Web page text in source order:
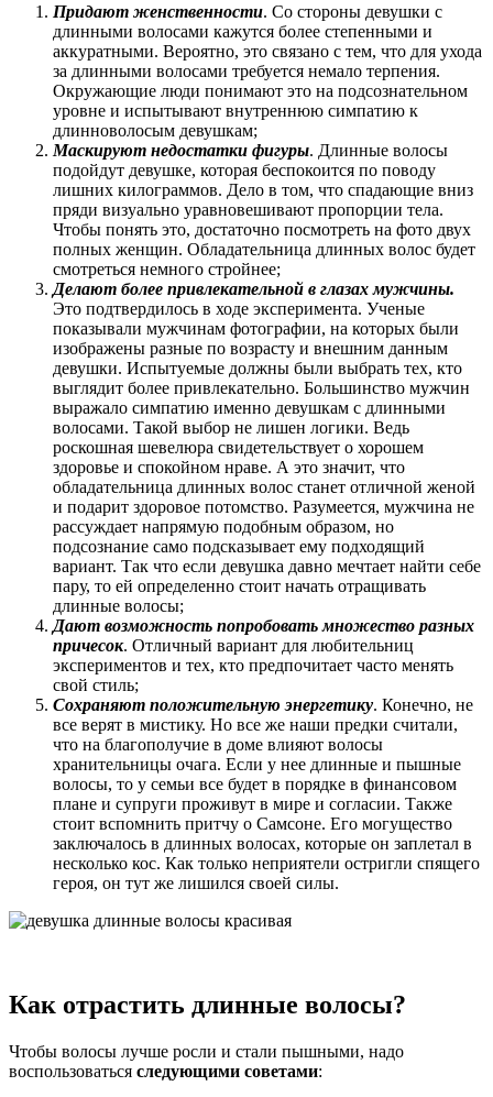
Придают женственности. Со стороны девушки с
длинными волосами кажутся более степенными и
аккуратными. Вероятно, это связано с тем, что для ухода
за длинными волосами требуется немало терпения.
Окружающие люди понимают это на подсознательном
уровне и испытывают внутреннюю симпатию к
длинноволосым девушкам;
Маскируют недостатки фигуры. Длинные волосы
подойдут девушке, которая беспокоится по поводу
лишних килограммов. Дело в том, что спадающие вниз
пряди визуально уравновешивают пропорции тела.
Чтобы понять это, достаточно посмотреть на фото двух
полных женщин. Обладательница длинных волос будет
смотреться немного стройнее;
Делают более привлекательной в глазах мужчины.
Это подтвердилось в ходе эксперимента. Ученые
показывали мужчинам фотографии, на которых были
изображены разные по возрасту и внешним данным
девушки. Испытуемые должны были выбрать тех, кто
выглядит более привлекательно. Большинство мужчин
выражало симпатию именно девушкам с длинными
волосами. Такой выбор не лишен логики. Ведь
роскошная шевелюра свидетельствует о хорошем
здоровье и спокойном нраве. А это значит, что
обладательница длинных волос станет отличной женой
и подарит здоровое потомство. Разумеется, мужчина не
рассуждает напрямую подобным образом, но
подсознание само подсказывает ему подходящий
вариант. Так что если девушка давно мечтает найти себе
пару, то ей определенно стоит начать отращивать
длинные волосы;
Дают возможность попробовать множество разных
причесок. Отличный вариант для любительниц
экспериментов и тех, кто предпочитает часто менять
свой стиль;
Сохраняют положительную энергетику. Конечно, не
все верят в мистику. Но все же наши предки считали,
что на благополучие в доме влияют волосы
хранительницы очага. Если у нее длинные и пышные
волосы, то у семьи все будет в порядке в финансовом
плане и супруги проживут в мире и согласии. Также
стоит вспомнить притчу о Самсоне. Его могущество
заключалось в длинных волосах, которые он заплетал в
несколько кос. Как только неприятели остригли спящего
героя, он тут же лишился своей силы.
Как отрастить длинные волосы?
Чтобы волосы лучше росли и стали пышными, надо
воспользоваться следующими советами: